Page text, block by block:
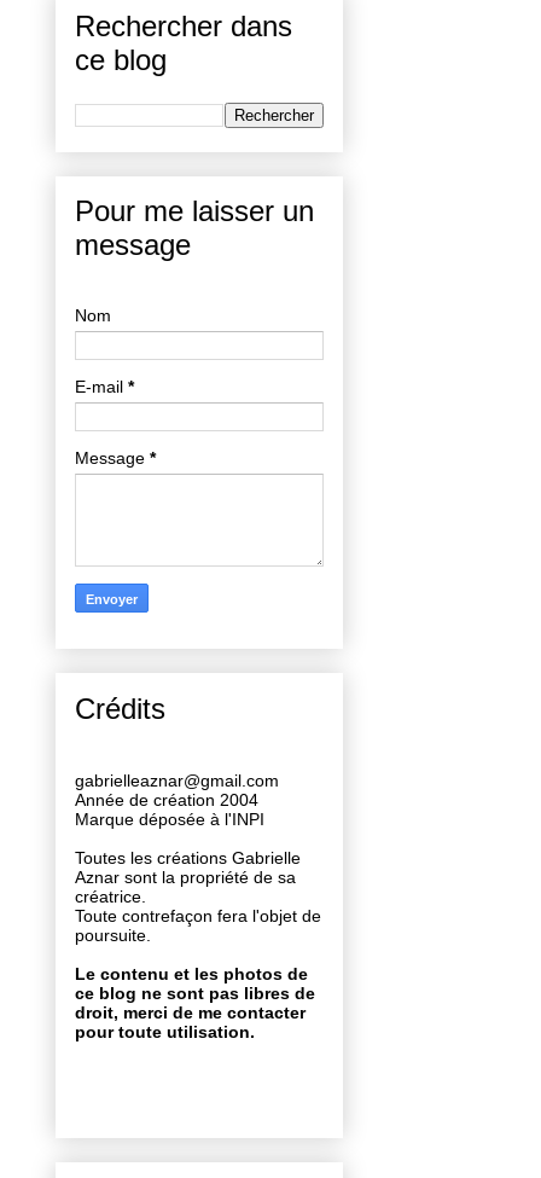
Rechercher dans
ce blog
Pour me laisser un
message
Nom
E-mail *
Message *
Crédits
gabrielleaznar@gmail.com
Année de création 2004
Marque déposée à l'INPI
Toutes les créations Gabrielle
Aznar sont la propriété de sa
créatrice.
Toute contrefaçon fera l'objet de
poursuite.
Le contenu et les photos de
ce blog ne sont pas libres de
droit, merci de me contacter
pour toute utilisation.